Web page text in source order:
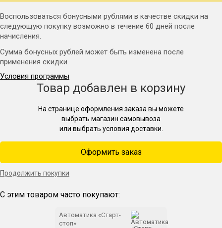
Воспользоваться бонусными рублями в качестве скидки на
следующую покупку возможно в течение 60 дней после
начисления.
Сумма бонусных рублей может быть изменена после
применения скидки.
Условия программы
Товар добавлен в корзину
На странице оформления заказа вы можете
выбрать магазин самовывоза
или выбрать условия доставки.
Оформить заказ
Продолжить покупки
С этим товаром часто покупают:
Автоматика «Старт-
стоп»